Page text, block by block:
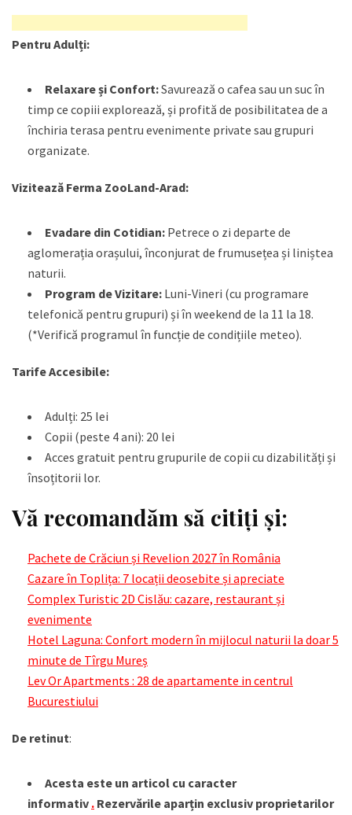
Pentru Adulți:
Relaxare și Confort:Savurează o cafea sau un suc în
timp ce copiii explorează, și profită de posibilitatea de a
închiria terasa pentru evenimente private sau grupuri
organizate.
Vizitează Ferma ZooLand-Arad:
Evadare din Cotidian: Petrece o zi departe de
aglomerația orașului, înconjurat de frumusețea și liniștea
naturii.
Program de Vizitare: Luni-Vineri (cu programare
telefonică pentru grupuri) și în weekend de la 11 la 18.
(*Verifică programul în funcție de condițiile meteo).
Tarife Accesibile:
Adulți: 25 lei
Copii (peste 4 ani): 20 lei
Acces gratuit pentru grupurile de copii cu dizabilități și
însoțitorii lor.
Vă recomandăm să citiţi şi:
Pachete de Crăciun și Revelion 2027 în România
Cazare în Toplița: 7 locații deosebite și apreciate
Complex Turistic 2D Cislău: cazare, restaurant și
evenimente
Hotel Laguna: Confort modern în mijlocul naturii la doar 5
minute de Tîrgu Mureș
Lev Or Apartments : 28 de apartamente in centrul
Bucurestiului
De retinut:
Acesta este un articol cu caracter
informativ . Rezervările aparțin exclusiv proprietarilor